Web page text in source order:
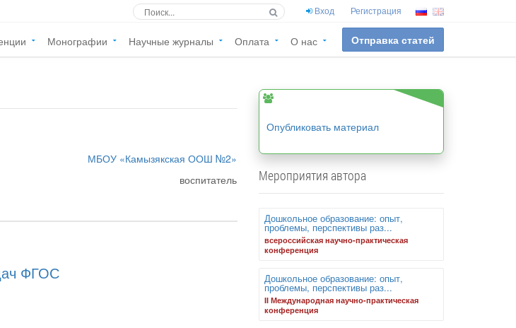
Вход Регистрация
Монографии Научные журналы Оплата О нас Отправка статей
МБОУ «Камызякская ООШ №2»
воспитатель
ФГОС
Опубликовать материал
Мероприятия автора
Дошкольное образование: опыт,
проблемы, перспективы раз...
всероссийская научно-практическая
конференция
Дошкольное образование: опыт,
проблемы, перспективы раз...
II Международная научно-практическая
конференция